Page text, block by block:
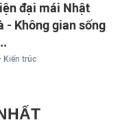
đại mái Nhật
- Không gian sống
Kiến trúc